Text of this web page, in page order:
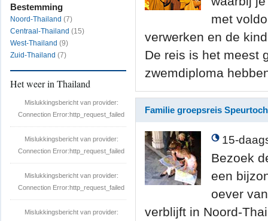
Bestemming
Noord-Thailand (7)
Centraal-Thailand (15)
West-Thailand (9)
Zuid-Thailand (7)
Het weer in Thailand
Mislukkingsbericht van provider:
Connection Error:http_request_failed
Mislukkingsbericht van provider:
Connection Error:http_request_failed
Mislukkingsbericht van provider:
Connection Error:http_request_failed
Mislukkingsbericht van provider:
met
verwerken en de
De reis is het meest
zwemdiploma
Familie groepsreis
15-
Bezoek
een
oever
verblijft in Noord-